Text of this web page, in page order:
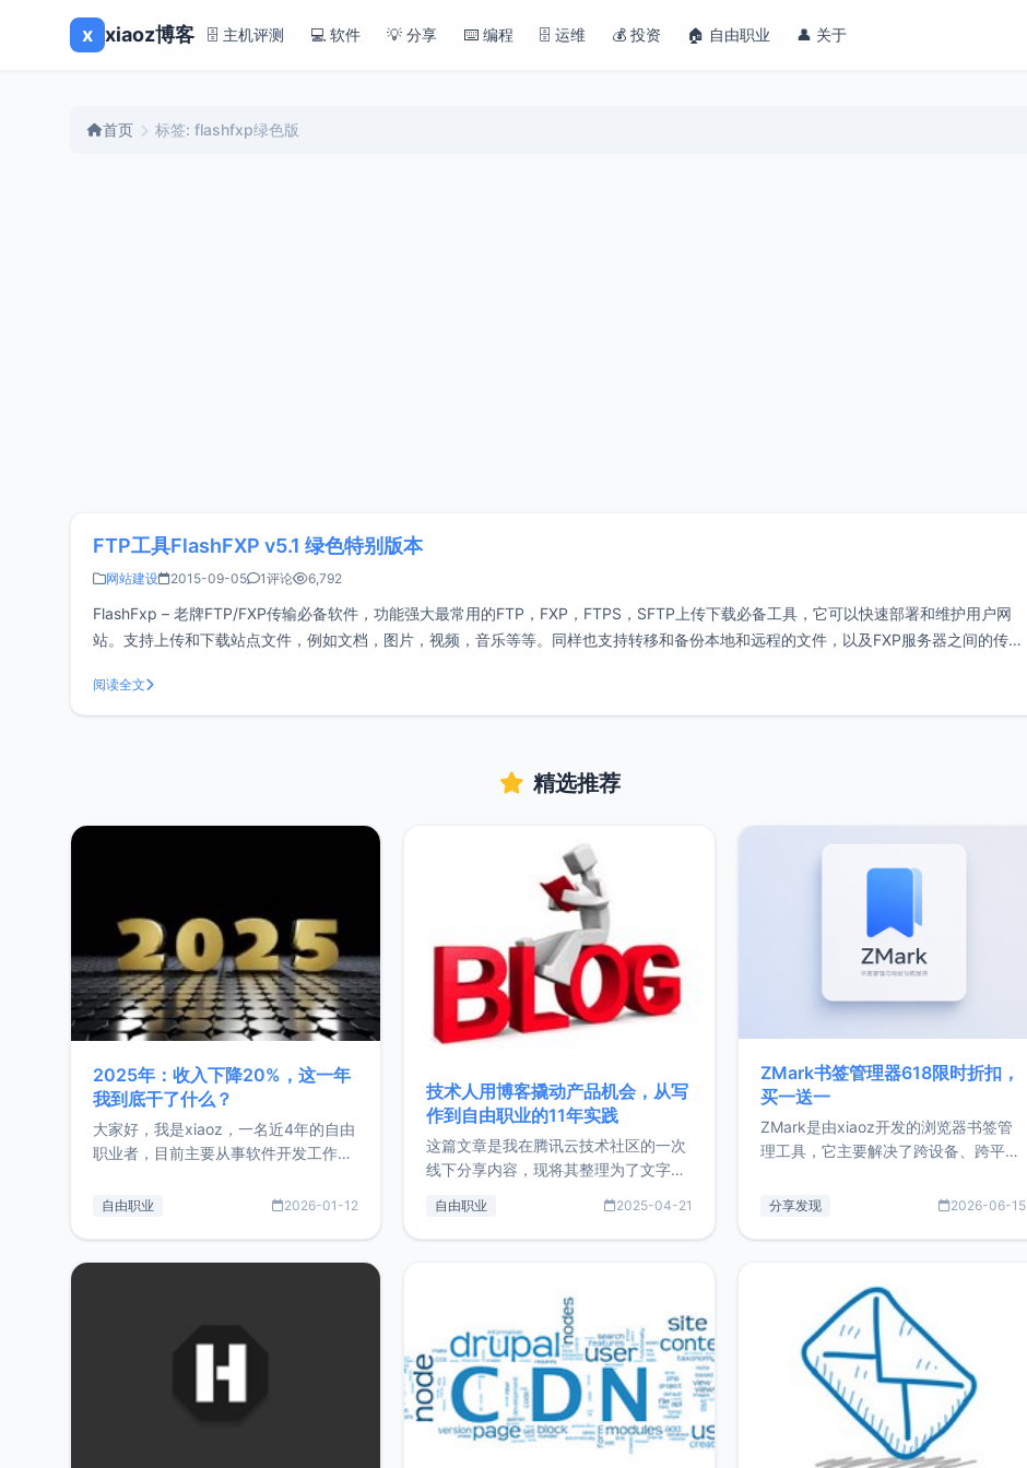
x xiaoz博客 🗄️ 主机评测 💻 软件 💡 分享 ⌨️ 编程 🗄️ 运维 💰 投资 🏠 自由职业 👤 关于
首页 标签: flashfxp绿色版
FTP工具FlashFXP v5.1 绿色特别版本
网站建设 2015-09-05 1评论 6,792
FlashFxp – 老牌FTP/FXP传输必备软件，功能强大最常用的FTP，FXP，FTPS，SFTP上传下载必备工具，它可以快速部署和维护用户网
站。支持上传和下载站点文件，例如文档，图片，视频，音乐等等。同样也支持转移和备份本地和远程的文件，以及FXP服务器之间的传输
阅读全文
精选推荐
2025年：收入下降20%，这一年
我到底干了什么？
大家好，我是xiaoz，一名近4年的自由
职业者，目前主要从事软件开发工作。
的总结，内容主要包括：工作、学习、
自由职业 2026-01-12
技术人用博客撬动产品机会，从写
作到自由职业的11年实践
这篇文章是我在腾讯云技术社区的一次
线下分享内容，现将其整理为了文字
版，分享了写博客11年来的经历，以及
通过博客过渡到做产品和走向自由职业
的一个小故事。文中还首次公开了我的
前从事服务器运维相关工作，现在已经
转自由职业3年，目前
自由职业 2025-04-21
ZMark书签管理器618限时折扣，
买一送一
ZMark是由xiaoz开发的浏览器书签管
理工具，它主要解决了跨设备、跨平
做到一处部署、随处访问。同时，它还
量级： 使用Bun + Hono.js
分享发现 2026-06-15